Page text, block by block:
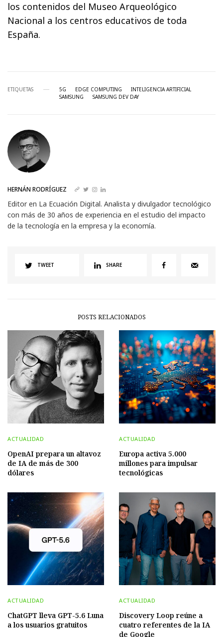
los contenidos del Museo Arqueológico
Nacional a los centros educativos de toda
España.
ETIQUETAS 5G EDGE COMPUTING
INTELIGENCIA ARTIFICIAL
SAMSUNG
SAMSUNG DEV DAY
HERNÁN RODRÍGUEZ
Editor en La Ecuación Digital. Analista y divulgador tecnológico
con más de 30 años de experiencia en el estudio del impacto
de la tecnología en la empresa y la economía.
TWEET SHARE
POSTS RELACIONADOS
ACTUALIDAD
OpenAI prepara un altavoz
de IA de más de 300
dólares
ACTUALIDAD
Europa activa 5.000
millones para impulsar
tecnológicas
ACTUALIDAD
ChatGPT lleva GPT-5.6 Luna
a los usuarios gratuitos
ACTUALIDAD
Discovery Loop reúne a
cuatro referentes de la IA
de Google